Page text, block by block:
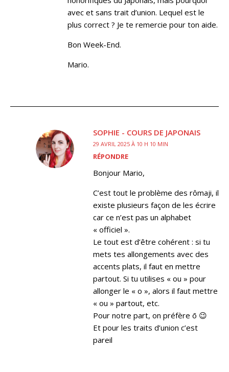
avec et sans trait d’union. Lequel est le
plus correct ? Je te remercie pour ton aide.
Bon Week-End.
Mario.
SOPHIE - COURS DE JAPONAIS
29 AVRIL 2025 À 10 H 10 MIN
RÉPONDRE
Bonjour Mario,
C’est tout le problème des rômaji, il
existe plusieurs façon de les écrire
car ce n’est pas un alphabet
« officiel ».
Le tout est d’être cohérent : si tu
mets tes allongements avec des
accents plats, il faut en mettre
partout. Si tu utilises « ou » pour
allonger le « o », alors il faut mettre
« ou » partout, etc.
Pour notre part, on préfère ō 😉
Et pour les traits d’union c’est
pareil